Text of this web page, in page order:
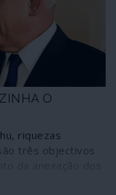
O
riquezas
três objectivos